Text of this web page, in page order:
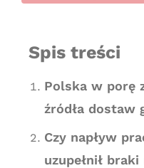
Spis treści
Polska w porę
źródła dostaw
Czy napływ
uzupełnił